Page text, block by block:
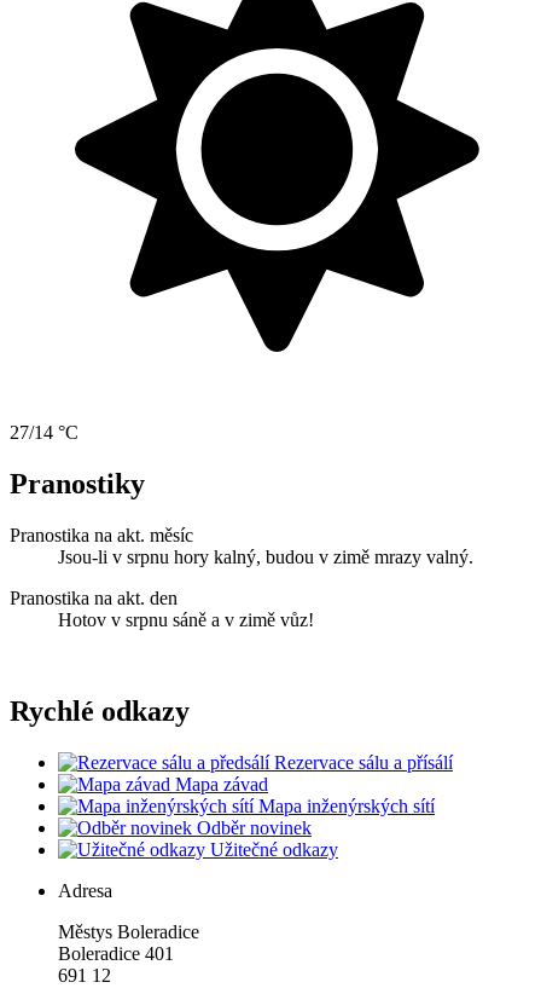
27/14 °C
Pranostiky
Pranostika na akt. měsíc
Jsou-li v srpnu hory kalný, budou v zimě mrazy valný.
Pranostika na akt. den
Hotov v srpnu sáně a v zimě vůz!
Rychlé odkazy
Rezervace sálu a přísálí
Mapa závad
Mapa inženýrských sítí
Odběr novinek
Užitečné odkazy
Adresa
Městys Boleradice
Boleradice 401
691 12